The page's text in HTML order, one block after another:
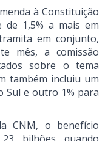
à Constituição
de 1,5% a mais em
em conjunto,
mês, a comissão
sobre o tema
também incluiu um
Sul e outro 1% para
CNM, o benefício